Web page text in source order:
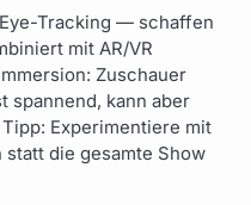
Tracking — schaffen
mit AR/VR
Zuschauer
spannend, kann aber
Experimentiere mit
die gesamte Show